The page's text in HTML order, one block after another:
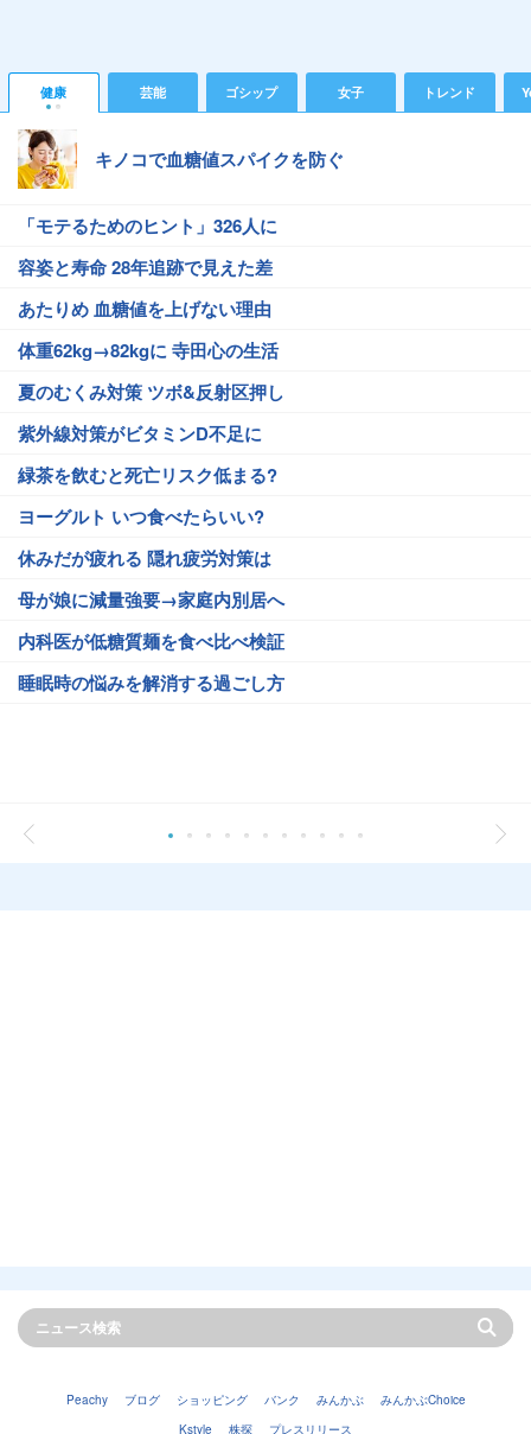
健康 芸能 ゴシップ 女子 トレンド
キノコで血糖値スパイクを防ぐ
「モテるためのヒント」326人に
容姿と寿命 28年追跡で見えた差
あたりめ 血糖値を上げない理由
体重62kg→82kgに 寺田心の生活
夏のむくみ対策 ツボ&反射区押し
紫外線対策がビタミンD不足に
緑茶を飲むと死亡リスク低まる?
ヨーグルト いつ食べたらいい?
休みだが疲れる 隠れ疲労対策は
母が娘に減量強要→家庭内別居へ
内科医が低糖質麺を食べ比べ検証
睡眠時の悩みを解消する過ごし方
Peachy ブログ ショッピング バンク みんかぶ
みんかぶChoice
Kstyle
株探 プレスリリース